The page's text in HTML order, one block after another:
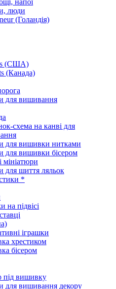
люди
(Голандія)
(США)
(Канада)
для вишивання
схема на канві для
для вишивки нитками
для вишивки бісером
мініатюри
для шиття ляльок
*
на підвісі
іграшки
хрестиком
бісером
вишивку
для вишивання декору